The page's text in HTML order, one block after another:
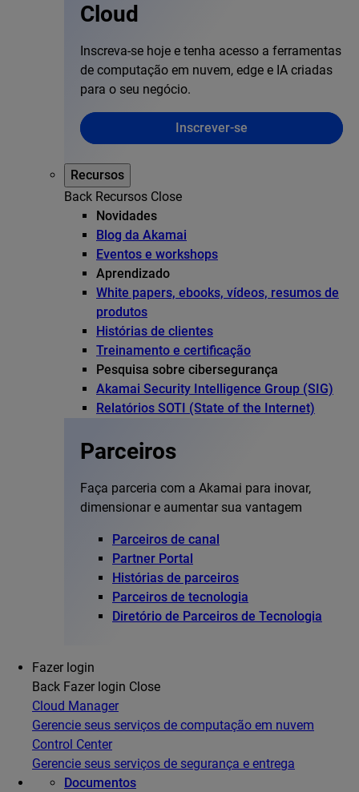
Cloud
Inscreva-se hoje e tenha acesso a ferramentas
de computação em nuvem, edge e IA criadas
para o seu negócio.
Inscrever-se
Recursos
Back Recursos Close
Novidades
Blog da Akamai
Eventos e workshops
Aprendizado
White papers, ebooks, vídeos, resumos de
produtos
Histórias de clientes
Treinamento e certificação
Pesquisa sobre cibersegurança
Akamai Security Intelligence Group (SIG)
Relatórios SOTI (State of the Internet)
Parceiros
Faça parceria com a Akamai para inovar,
dimensionar e aumentar sua vantagem
Parceiros de canal
Partner Portal
Histórias de parceiros
Parceiros de tecnologia
Diretório de Parceiros de Tecnologia
Fazer login
Back Fazer login Close
Cloud Manager
Gerencie seus serviços de computação em nuvem
Control Center
Gerencie seus serviços de segurança e entrega
Documentos